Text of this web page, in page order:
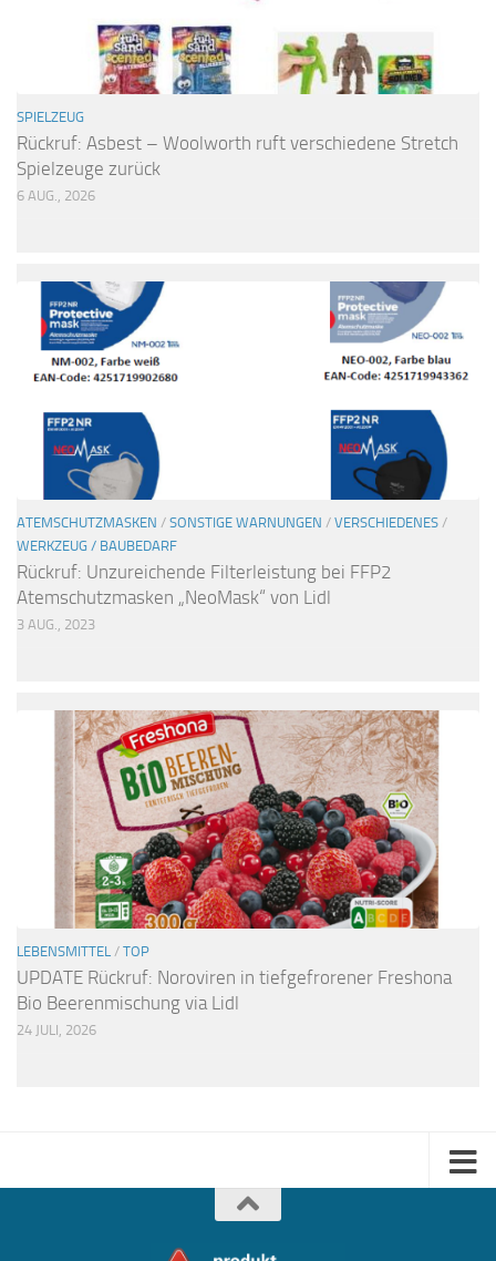
SPIELZEUG
Rückruf: Asbest – Woolworth ruft verschiedene Stretch
Spielzeuge zurück
6 AUG., 2026
ATEMSCHUTZMASKEN / SONSTIGE WARNUNGEN / VERSCHIEDENES /
WERKZEUG / BAUBEDARF
Rückruf: Unzureichende Filterleistung bei FFP2
Atemschutzmasken „NeoMask“ von Lidl
3 AUG., 2023
LEBENSMITTEL / TOP
UPDATE Rückruf: Noroviren in tiefgefrorener Freshona
Bio Beerenmischung via Lidl
24 JULI, 2026